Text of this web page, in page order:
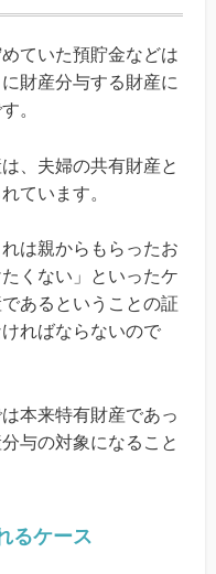
ていた預貯金などは
財産分与する財産に
。
、夫婦の共有財産と
ています。
は親からもらったお
くない」といったケ
あるということの証
ればならないので
本来特有財産であっ
与の対象になること
るケース